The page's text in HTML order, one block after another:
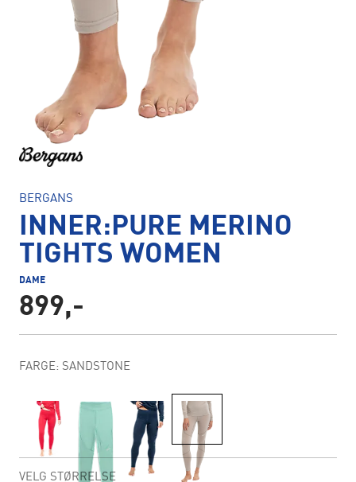
BERGANS
INNER:PURE MERINO
TIGHTS WOMEN
DAME
899,-
FARGE: SANDSTONE
VELG STØRRELSE